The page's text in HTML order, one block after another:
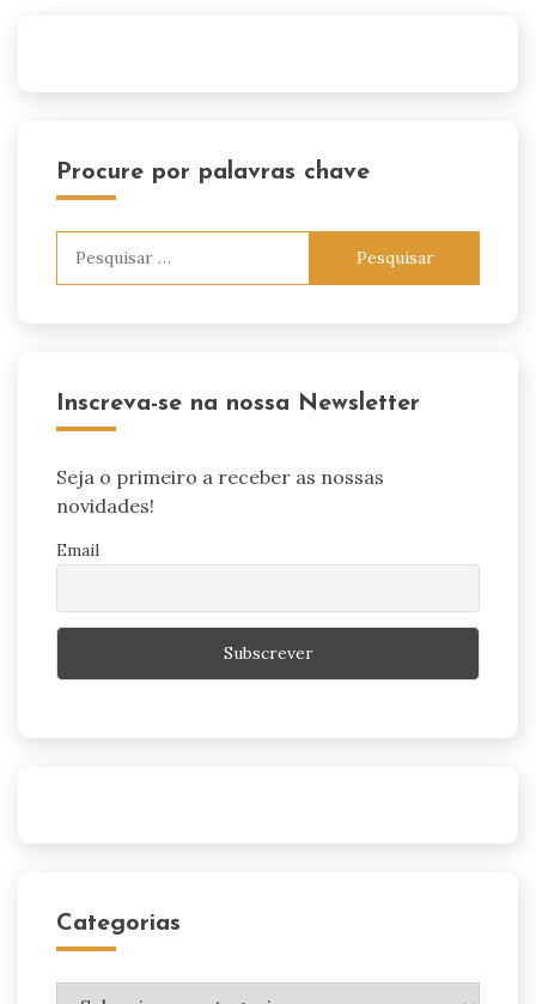
Procure por palavras chave
Inscreva-se na nossa Newsletter
Seja o primeiro a receber as nossas
novidades!
Email
Categorias
Categorias